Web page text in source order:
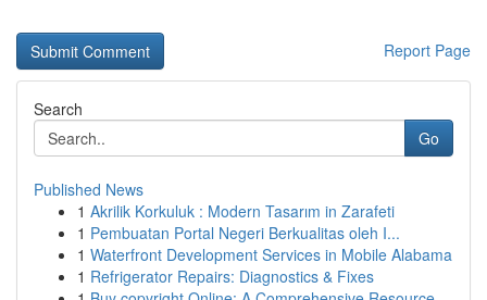
Report Page
Search
Go
Published News
1 Akrilik Korkuluk : Modern Tasarım in Zarafeti
1 Pembuatan Portal Negeri Berkualitas oleh I...
1 Waterfront Development Services in Mobile Alabama
1 Refrigerator Repairs: Diagnostics & Fixes